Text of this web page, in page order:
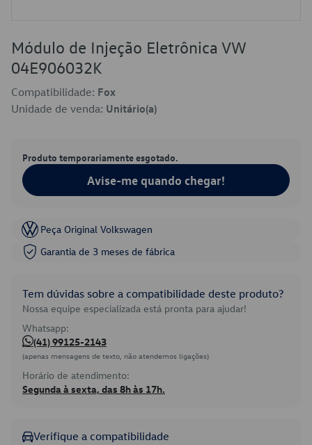
Módulo de Injeção Eletrônica VW
04E906032K
Compatibilidade: Fox
Unidade de venda: Unitário(a)
Produto temporariamente esgotado.
Avise-me quando chegar!
Peça Original Volkswagen
Garantia de 3 meses de fábrica
Tem dúvidas sobre a compatibilidade deste produto?
Nossa equipe especializada está pronta para ajudar!
Whatsapp:
(41) 99125-2143
(apenas mensagens de texto, não atendemos ligações)
Horário de atendimento:
Segunda à sexta, das 8h às 17h.
Verifique a compatibilidade